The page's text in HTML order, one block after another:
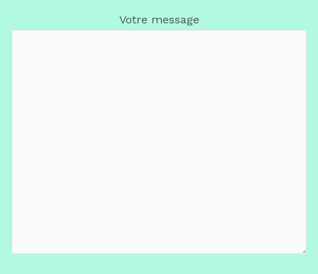
Votre message